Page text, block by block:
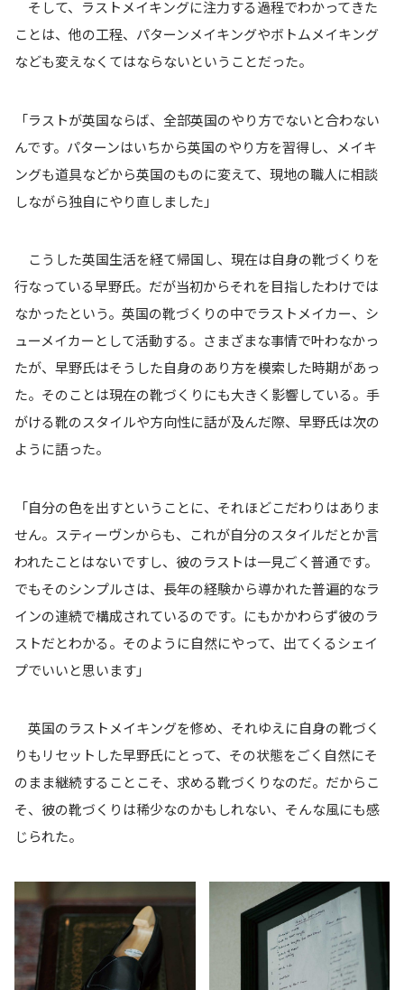
そして、ラストメイキングに注力する過程でわかってきた
ことは、他の工程、パターンメイキングやボトムメイキング
なども変えなくてはならないということだった。
「ラストが英国ならば、全部英国のやり方でないと合わない
んです。パターンはいちから英国のやり方を習得し、メイキ
ングも道具などから英国のものに変えて、現地の職人に相談
しながら独自にやり直しました」
こうした英国生活を経て帰国し、現在は自身の靴づくりを
行なっている早野氏。だが当初からそれを目指したわけでは
なかったという。英国の靴づくりの中でラストメイカー、シ
ューメイカーとして活動する。さまざまな事情で叶わなかっ
たが、早野氏はそうした自身のあり方を模索した時期があっ
た。そのことは現在の靴づくりにも大きく影響している。手
がける靴のスタイルや方向性に話が及んだ際、早野氏は次の
ように語った。
「自分の色を出すということに、それほどこだわりはありま
せん。スティーヴンからも、これが自分のスタイルだとか言
われたことはないですし、彼のラストは一見ごく普通です。
でもそのシンプルさは、長年の経験から導かれた普遍的なラ
インの連続で構成されているのです。にもかかわらず彼のラ
ストだとわかる。そのように自然にやって、出てくるシェイ
プでいいと思います」
英国のラストメイキングを修め、それゆえに自身の靴づく
りもリセットした早野氏にとって、その状態をごく自然にそ
のまま継続することこそ、求める靴づくりなのだ。だからこ
そ、彼の靴づくりは稀少なのかもしれない、そんな風にも感
じられた。